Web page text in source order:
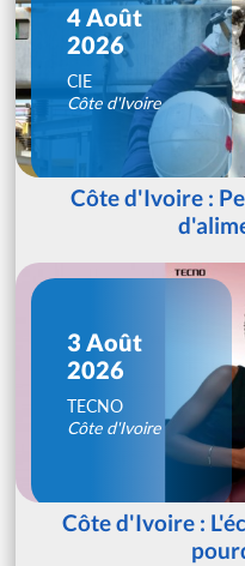
4 Août
2026
CIE
Côte d'Ivoire
Côte d'Ivoire :
3 Août
2026
TECNO
Côte d'Ivoire
Côte d'Ivoire :